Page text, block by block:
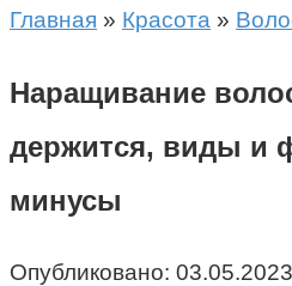
Главная » Красота »
Наращивание
держится, виды и
минусы
Опубликовано: 03.05.2023